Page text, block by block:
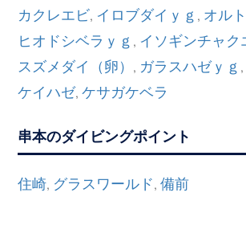
カクレエビ, イロブダイｙｇ , オル
ヒオドシベラｙｇ , イソギンチャク
スズメダイ（卵） , ガラスハゼｙｇ ,
ケイハゼ,ケサガケベラ
串本のダイビングポイント
住崎, グラスワールド,備前